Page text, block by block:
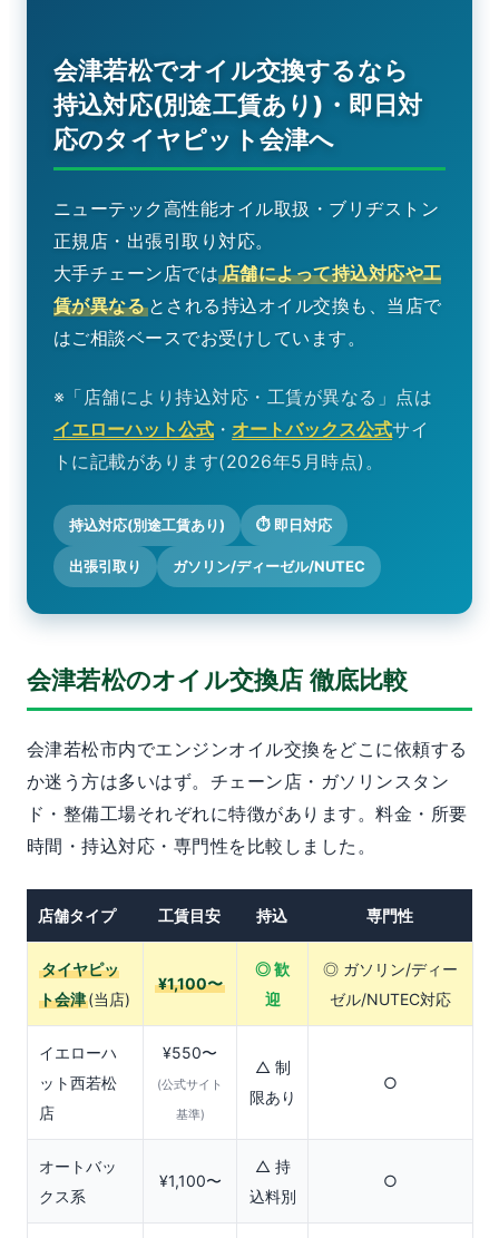
会津若松でオイル交換するなら
持込対応(別途工賃あり)・即日対
応のタイヤピット会津へ
ニューテック高性能オイル取扱・ブリヂストン
正規店・出張引取り対応。
大手チェーン店では店舗によって持込対応や工
賃が異なるとされる持込オイル交換も、当店で
はご相談ベースでお受けしています。
※「店舗により持込対応・工賃が異なる」点は
イエローハット公式 ・ オートバックス公式サイ
トに記載があります(2026年5月時点)。
持込対応(別途工賃あり) ⏱ 即日対応
出張引取り ガソリン/ディーゼル/NUTEC
会津若松のオイル交換店 徹底比較
会津若松市内でエンジンオイル交換をどこに依頼する
か迷う方は多いはず。チェーン店・ガソリンスタン
ド・整備工場それぞれに特徴があります。料金・所要
時間・持込対応・専門性を比較しました。
店舗タイプ 工賃目安 持込 専門性
タイヤピッ
ト会津(当店)
¥1,100〜
◎ 歓
迎
◎ ガソリン/ディー
ゼル/NUTEC対応
イエローハ
ット西若松
店
¥550〜
(公式サイト
基準)
△ 制
限あり
○
オートバッ
クス系
¥1,100〜
△ 持
込料別
○